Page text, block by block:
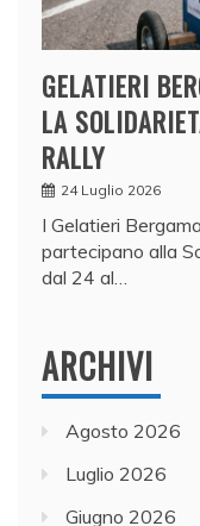
GELATIERI
LA
RALLY
24 Luglio 2026
I Gelatieri
partecipano alla
dal 24 al…
ARCHIVI
Agosto 2026
Luglio 2026
Giugno 2026